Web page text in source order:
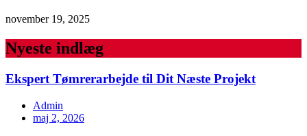
november 19, 2025
Nyeste indlæg
Ekspert Tømrerarbejde til Dit Næste Projekt
Admin
maj 2, 2026